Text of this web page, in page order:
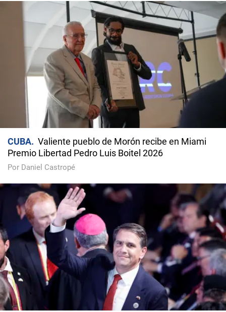
CUBA
Valiente pueblo de Morón recibe en Miami
Premio Libertad Pedro Luis Boitel 2026
Por Daniel Castropé